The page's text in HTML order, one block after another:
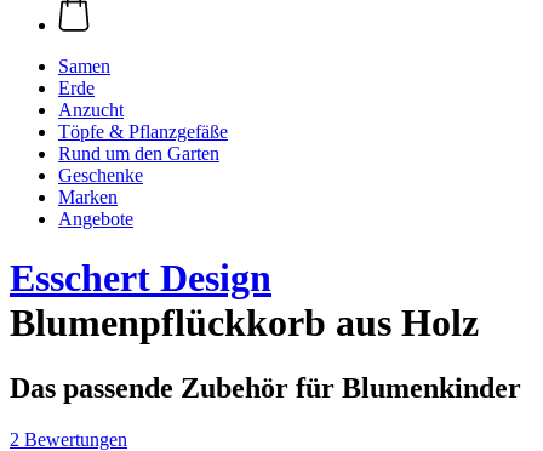
Samen
Erde
Anzucht
Töpfe & Pflanzgefäße
Rund um den Garten
Geschenke
Marken
Angebote
Esschert Design
Blumenpflückkorb aus Holz
Das passende Zubehör für Blumenkinder
2 Bewertungen